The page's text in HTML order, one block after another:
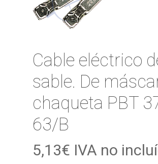
Cable eléctrico
sable. De
chaqueta PBT
63/B
5,13€ IVA no